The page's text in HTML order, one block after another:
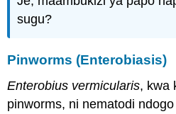
sugu?
Pinworms (Enterobiasis)
Enterobius vermicularis, kwa
pinworms, ni nematodi